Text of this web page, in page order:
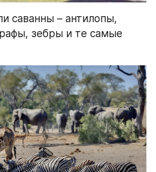
саванны – антилопы,